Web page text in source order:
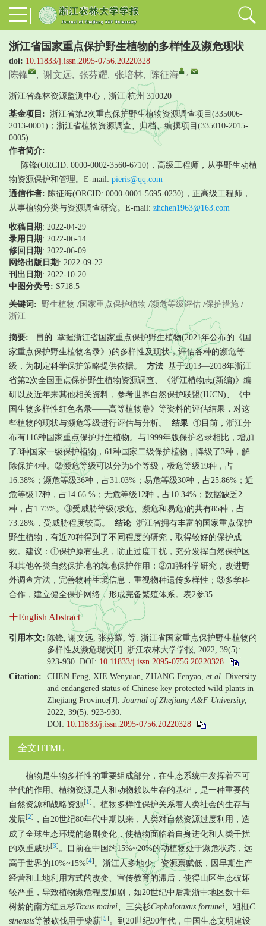
浙江省国家重点保护野生植物的多样性及濒危现状
doi: 10.11833/j.issn.2095-0756.20220328
陈锋 , 谢文远, 张芬耀, 张培林, 陈征海 ,
浙江省森林资源监测中心，浙江 杭州 310020
基金项目: 浙江省第2次重点保护野生植物资源调查项目(335006-
2013-0001)；浙江省植物资源调查、归档、编撰项目(335010-2015-
0005)
作者简介:
陈锋(ORCID: 0000-0002-3560-6710)，高级工程师，从事野生动植
物资源保护和管理。E-mail: pieris@qq.com
通信作者: 陈征海(ORCID: 0000-0001-5695-0230)，正高级工程师，
从事植物分类与资源调查研究。E-mail: zhchen1963@163.com
收稿日期 : 2022-04-29
录用日期 : 2022-06-14
修回日期 : 2022-06-09
网络出版日期 : 2022-09-22
刊出日期 : 2022-10-20
中图分类号: S718.5
关键词:
野生植物 / 国家重点保护植物 /濒危等级评估 /保护措施 /
浙江
摘要: 目的 掌握浙江省国家重点保护野生植物(2021年公布的《国
家重点保护野生植物名录》)的多样性及现状，评估各种的濒危等
级，为制定科学保护策略提供依据。
方法 基于2013—2018年浙江
省第2次全国重点保护野生植物资源调查、《浙江植物志(新编)》编
研以及近年来其他相关资料，参考世界自然保护联盟(IUCN)、《中
国生物多样性红色名录——高等植物卷》等资料的评估结果，对这
些植物的现状与濒危等级进行评估与分析。
结果 ①目前，浙江分
布有116种国家重点保护野生植物。与1999年版保护名录相比，增加
了3种国家一级保护植物，61种国家二级保护植物，降级了3种，解
除保护4种。②濒危等级可以分为5个等级，极危等级19种，占
16.38%；濒危等级36种，占31.03%；易危等级30种，占25.86%；近
危等级17种，占14.66 %；无危等级12种，占10.34%；数据缺乏2
种，占1.73%。③受威胁等级(极危、濒危和易危)的共有85种，占
73.28%，受威胁程度较高。
结论 浙江省拥有丰富的国家重点保护
野生植物，有近70种得到了不同程度的研究，取得较好的保护成
效。建议：①保护原有生境，防止过度干扰，充分发挥自然保护区
和其他各类自然保护地的就地保护作用；②加强科学研究，改进野
外调查方法，完善物种生境信息，重视物种遗传多样性；③多学科
合作，建立健全保护网络，形成完备繁殖体系。表2参35
English Abstract
引用本文: 陈锋, 谢文远, 张芬耀, 等. 浙江省国家重点保护野生植物的
多样性及濒危现状[J]. 浙江农林大学学报, 2022, 39(5):
923-930. DOI: 10.11833/j.issn.2095-0756.20220328
Citation:
CHEN Feng, XIE Wenyuan, ZHANG Fenyao, et al . Diversity
and endangered status of Chinese key protected wild plants in
Zhejiang Province[J]. Journal of Zhejiang A&F University,
2022, 39(5): 923-930.
DOI: 10.11833/j.issn.2095-0756.20220328
全文HTML
植物是生物多样性的重要组成部分，在生态系统中发挥着不可
替代的作用。植物资源是人和动物赖以生存的基础，是一种重要的
自然资源和战略资源[1 ] 。植物多样性保护关系着人类社会的生存与
发展[2]
，自20世纪80年代中期以来，人类对自然资源过度利用，造
成了全球生态环境的急剧变化，使植物面临着自身进化和人类干扰
的双重威胁[3] 。目前在中国约15%~20%的动植物处于濒危状态，远
高于世界的10%~15%[4] 。浙江人多地少、资源禀赋低，因早期生产
经营和土地利用方式的改变、宣传教育的滞后，使得山区生态破坏
较严重，导致植物濒危程度加剧，如20世纪中后期浙中地区数十年
树龄的南方红豆杉Taxus mairei 、三尖杉Cephalotaxus fortunei 、粗榧C.
sinensis等被砍伐用于柴薪[5] 。到20世纪90年代，中国生态文明建设